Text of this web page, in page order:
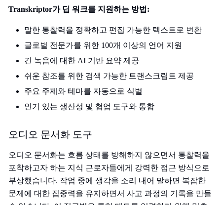
Transkriptor가 딥 워크를 지원하는 방법:
말한 통찰력을 정확하고 편집 가능한 텍스트로 변환
글로벌 전문가를 위한 100개 이상의 언어 지원
긴 녹음에 대한 AI 기반 요약 제공
쉬운 참조를 위한 검색 가능한 트랜스크립트 제공
주요 주제와 테마를 자동으로 식별
인기 있는 생산성 및 협업 도구와 통합
오디오 문서화 도구
오디오 문서화는 흐름 상태를 방해하지 않으면서 통찰력을
포착하고자 하는 지식 근로자들에게 강력한 접근 방식으로
부상했습니다. 작업 중에 생각을 소리 내어 말하면 복잡한
문제에 대한 집중력을 유지하면서 사고 과정의 기록을 만들